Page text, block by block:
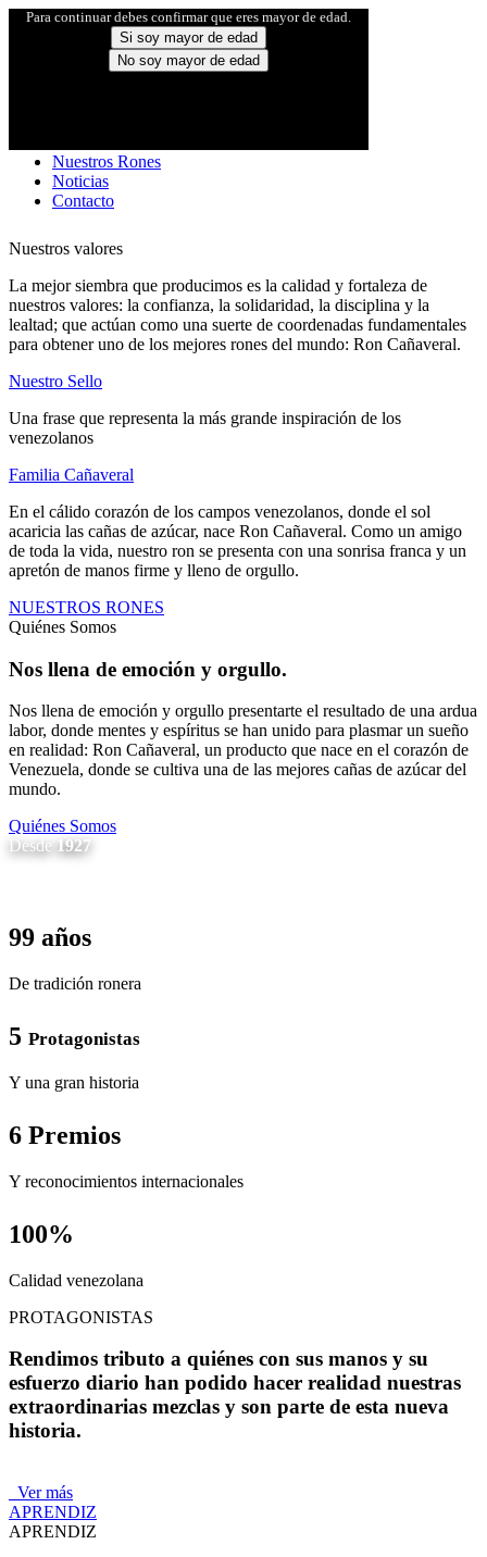
Para continuar debes confirmar que eres mayor de edad.
Si soy mayor de edad
No soy mayor de edad
Nuestros Rones
Noticias
Contacto
Nuestros valores
La mejor siembra que producimos es la calidad y fortaleza de
nuestros valores: la confianza, la solidaridad, la disciplina y la
lealtad; que actúan como una suerte de coordenadas fundamentales
para obtener uno de los mejores rones del mundo: Ron Cañaveral.
Nuestro Sello
Una frase que representa la más grande inspiración de los
venezolanos
Familia Cañaveral
En el cálido corazón de los campos venezolanos, donde el sol
acaricia las cañas de azúcar, nace Ron Cañaveral. Como un amigo
de toda la vida, nuestro ron se presenta con una sonrisa franca y un
apretón de manos firme y lleno de orgullo.
NUESTROS RONES
Quiénes Somos
Nos llena de emoción y orgullo.
Nos llena de emoción y orgullo presentarte el resultado de una ardua
labor, donde mentes y espíritus se han unido para plasmar un sueño
en realidad: Ron Cañaveral, un producto que nace en el corazón de
Venezuela, donde se cultiva una de las mejores cañas de azúcar del
mundo.
Quiénes Somos
Desde 1927
99 años
De tradición ronera
5 Protagonistas
Y una gran historia
6 Premios
Y reconocimientos internacionales
100%
Calidad venezolana
PROTAGONISTAS
Rendimos tributo a quiénes con sus manos y su
esfuerzo diario han podido hacer realidad nuestras
extraordinarias mezclas y son parte de esta nueva
historia.
Ver más
APRENDIZ
APRENDIZ